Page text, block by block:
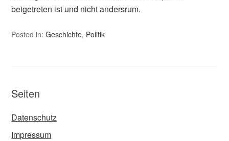
beigetreten ist und nicht andersrum.
Posted in:Geschichte, Politik
Seiten
Datenschutz
Impressum